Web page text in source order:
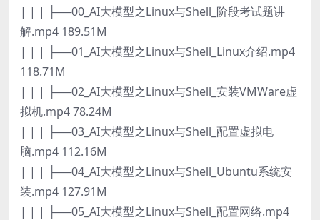
| | | ├──00_AI大模型之Linux与Shell_阶段考试题讲
解.mp4 189.51M
| | | ├──01_AI大模型之Linux与Shell_Linux介绍.mp4
118.71M
| | | ├──02_AI大模型之Linux与Shell_安装VMWare虚
拟机.mp4 78.24M
| | | ├──03_AI大模型之Linux与Shell_配置虚拟电
脑.mp4 112.16M
| | | ├──04_AI大模型之Linux与Shell_Ubuntu系统安
装.mp4 127.91M
| | | ├──05_AI大模型之Linux与Shell_配置网络.mp4